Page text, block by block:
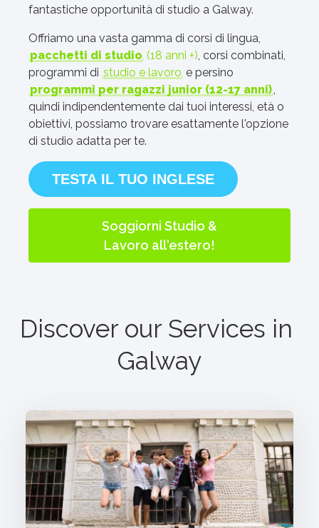
fantastiche opportunità di studio a Galway.
Offriamo una vasta gamma di corsi di lingua,
pacchetti di studio (18 anni +), corsi combinati,
programmi di studio e lavoro e persino
programmi per ragazzi junior (12-17 anni),
quindi indipendentemente dai tuoi interessi, età o
obiettivi, possiamo trovare esattamente l'opzione
di studio adatta per te.
TESTA IL TUO INGLESE
Soggiorni Studio &
Lavoro all'estero!
Discover our Services in
Galway